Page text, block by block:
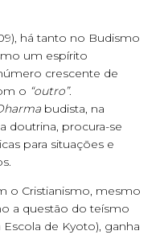
há tanto no Budismo
um espírito
crescente de
o “outro”.
budista, na
doutrina, procura-se
para situações e
o Cristianismo, mesmo
a questão do teísmo
de Kyoto), ganha